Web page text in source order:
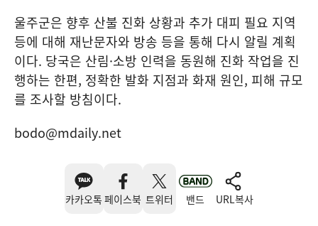
울주군은 향후 산불 진화 상황과 추가 대피 필요 지역
등에 대해 재난문자와 방송 등을 통해 다시 알릴 계획
이다. 당국은 산림·소방 인력을 동원해 진화 작업을 진
행하는 한편, 정확한 발화 지점과 화재 원인, 피해 규모
를 조사할 방침이다.
bodo@mdaily.net
카카오톡 페이스북 트위터 밴드 URL복사